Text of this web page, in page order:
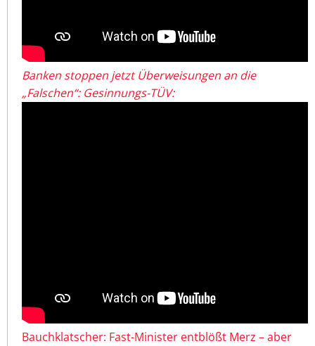
Banken stoppen jetzt Überweisungen an die
„Falschen“: Gesinnungs-TÜV:
Bauchklatscher: Fast-Minister entblößt Merz – aber